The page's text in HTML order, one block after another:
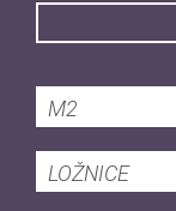
M2
LOŽNICE